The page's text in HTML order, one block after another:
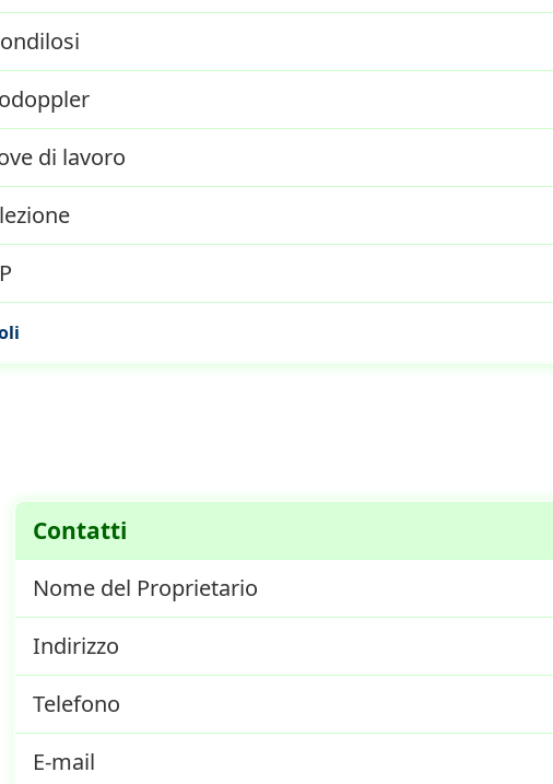
di lavoro
Contatti
Nome del Proprietario
Indirizzo
Telefono
E-mail